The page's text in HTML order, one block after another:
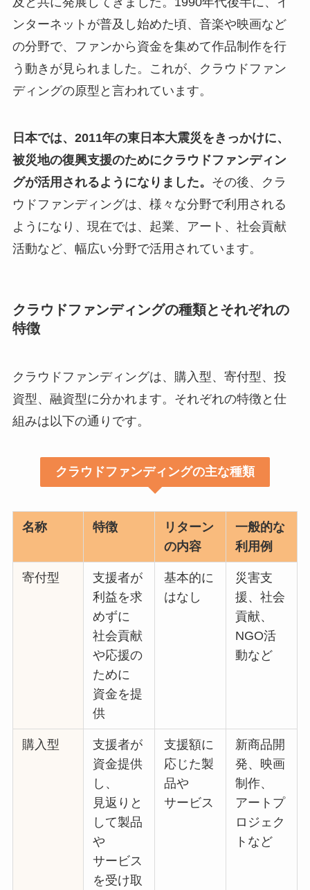
ンターネットが普及し始めた頃、音楽や映画など
の分野で、ファンから資金を集めて作品制作を行
う動きが見られました。これが、クラウドファン
ディングの原型と言われています。
日本では、2011年の東日本大震災をきっかけに、
被災地の復興支援のためにクラウドファンディン
グが活用されるようになりました。 その後、クラ
ウドファンディングは、様々な分野で利用される
ようになり、現在では、起業、アート、社会貢献
活動など、幅広い分野で活用されています。
クラウドファンディングの種類とそれぞれの
特徴
クラウドファンディングは、購入型、寄付型、投
資型、融資型に分かれます。それぞれの特徴と仕
組みは以下の通りです。
クラウドファンディングの主な種類
名称 特徴
リターン
の内容
一般的な
利用例
寄付型
支援者が
利益を求
めずに
社会貢献
や応援の
ために
資金を提
供
基本的に
はなし
災害支
援、社会
貢献、
NGO活
動など
購入型
支援者が
資金提供
し、
見返りと
して製品
や
サービス
を受け取
支援額に
応じた製
品や
サービス
新商品開
発、映画
制作、
アートプ
ロジェク
トなど